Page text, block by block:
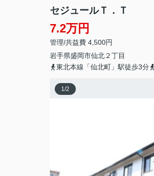
セジュールＴ．Ｔ
7.2万円
管理/共益費 4,500円
岩手県盛岡市仙北２丁目
東北本線「仙北町」駅徒歩3分
1/2